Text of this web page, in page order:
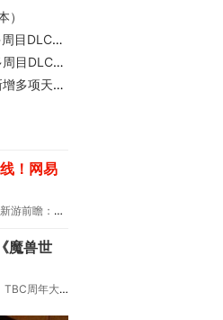
）
与天赋优化
与新增天赋
赋与秘籍
！网易
瞻：《诡秘之主》领衔
魔兽世
更：双经典团本回归！